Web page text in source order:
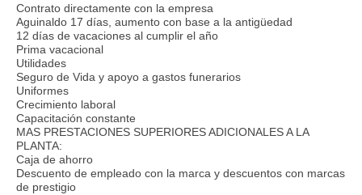
Contrato directamente con la empresa
Aguinaldo 17 días, aumento con base a la antigüedad
12 días de vacaciones al cumplir el año
Prima vacacional
Utilidades
Seguro de Vida y apoyo a gastos funerarios
Uniformes
Crecimiento laboral
Capacitación constante
MAS PRESTACIONES SUPERIORES ADICIONALES A LA
PLANTA:
Caja de ahorro
Descuento de empleado con la marca y descuentos con marcas
de prestigio